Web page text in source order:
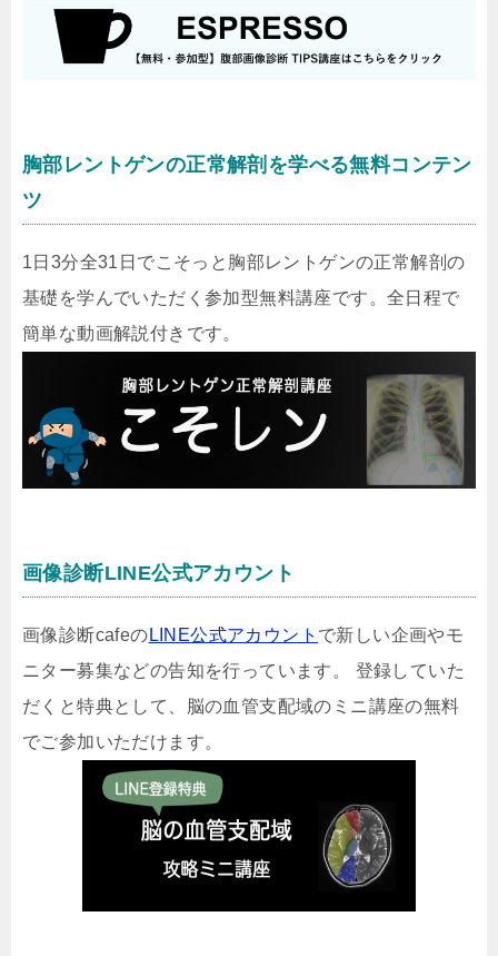
胸部レントゲンの正常解剖を学べる無料コンテン
ツ
1日3分全31日でこそっと胸部レントゲンの正常解剖の
基礎を学んでいただく参加型無料講座です。全日程で
簡単な動画解説付きです。
画像診断LINE公式アカウント
画像診断cafeの LINE公式アカウント で新しい企画やモ
ニター募集などの告知を行っています。 登録していた
だくと特典として、脳の血管支配域のミニ講座の無料
でご参加いただけます。